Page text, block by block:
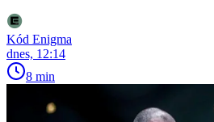
Kód Enigma
dnes, 12:14
8 min